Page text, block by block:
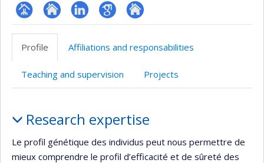
Page
professionnelle
Site
l’unité
de
LinkedInGoogleAutre
web
Profile Affiliations and responsabilities
Teaching and supervision Projects
Research expertise
Le profil génétique des individus peut nous permettre de
mieux comprendre le profil d’efficacité et de sûreté des